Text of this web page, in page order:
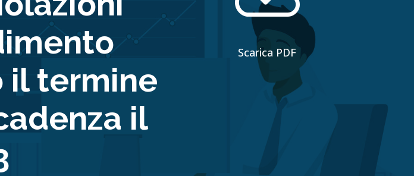
il termine
il
Scarica PDF